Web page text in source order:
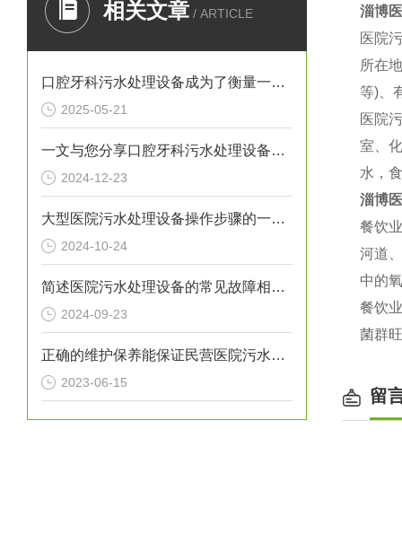
相关文章 / ARTICLE
口腔牙科污水处理设备成为了衡量一家诊所是否负责任的重要标准
2025-05-21
一文与您分享口腔牙科污水处理设备的常见问题相应解决方法
2024-12-23
大型医院污水处理设备操作步骤的一般指南
2024-10-24
简述医院污水处理设备的常见故障相应解决方法
2024-09-23
正确的维护保养能保证民营医院污水处理设备正常运转
2023-06-15
淄博
医院
所在
等)、
医院
室、
水，
淄博
餐饮
河道
中的
餐饮
菌群
留